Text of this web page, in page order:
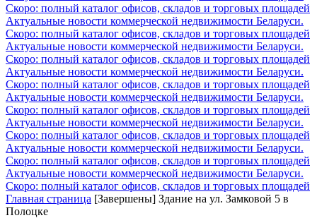
Скоро: полный каталог офисов, складов и торговых площадей
Актуальные новости коммерческой недвижимости Беларуси.
Скоро: полный каталог офисов, складов и торговых площадей
Актуальные новости коммерческой недвижимости Беларуси.
Скоро: полный каталог офисов, складов и торговых площадей
Актуальные новости коммерческой недвижимости Беларуси.
Скоро: полный каталог офисов, складов и торговых площадей
Актуальные новости коммерческой недвижимости Беларуси.
Скоро: полный каталог офисов, складов и торговых площадей
Актуальные новости коммерческой недвижимости Беларуси.
Скоро: полный каталог офисов, складов и торговых площадей
Актуальные новости коммерческой недвижимости Беларуси.
Скоро: полный каталог офисов, складов и торговых площадей
Актуальные новости коммерческой недвижимости Беларуси.
Скоро: полный каталог офисов, складов и торговых площадей
Главная страница [Завершены] Здание на ул. Замковой 5 в
Полоцке